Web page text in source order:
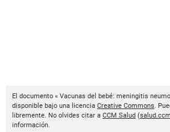
El documento « Vacunas del bebé: meningitis
disponible bajo una licencia Creative Commons.
libremente. No olvides citar a CCM Salud (
información.